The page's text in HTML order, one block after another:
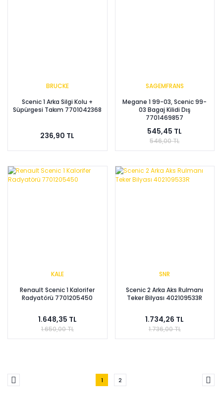
BRUCKE
Scenic 1 Arka Silgi Kolu +
Süpürgesi Takım 7701042368
236,90 TL
SAGEMFRANS
Megane 1 99-03, Scenic 99-
03 Bagaj Kilidi Dış
7701469857
545,45 TL
546,00 TL
KALE
Renault Scenic 1 Kalorifer
Radyatörü 7701205450
1.648,35 TL
1.650,00 TL
SNR
Scenic 2 Arka Aks Rulmanı
Teker Bilyası 402109533R
1.734,26 TL
1.736,00 TL
1 2